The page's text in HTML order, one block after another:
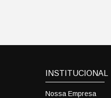
INSTITUCIONAL
Nossa Empresa